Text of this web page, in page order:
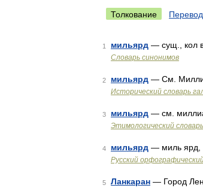
Толкование Перевод
1 мильярд — сущ., кол
Словарь синонимов
2 мильярд — См.
Исторический словарь
3 мильярд — см.
Этимологический
4 мильярд — миль ярд,
Русский
5 Ланкаран — Город